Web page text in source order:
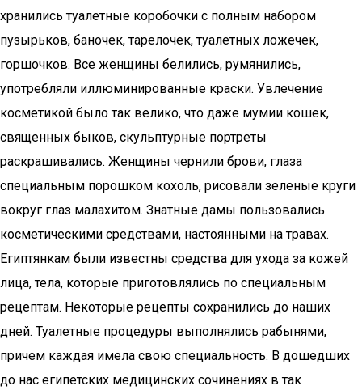
хранились туалетные коробочки с полным набором
пузырьков, баночек, тарелочек, туалетных ложечек,
горшочков. Все женщины белились, румянились,
употребляли иллюминированные краски. Увлечение
косметикой было так велико, что даже мумии кошек,
священных быков, скульптурные портреты
раскрашивались. Женщины чернили брови, глаза
специальным порошком кохоль, рисовали зеленые круги
вокруг глаз малахитом. Знатные дамы пользовались
косметическими средствами, настоянными на травах.
Египтянкам были известны средства для ухода за кожей
лица, тела, которые приготовлялись по специальным
рецептам. Некоторые рецепты сохранились до наших
дней. Туалетные процедуры выполнялись рабынями,
причем каждая имела свою специальность. В дошедших
до нас египетских медицинских сочинениях в так